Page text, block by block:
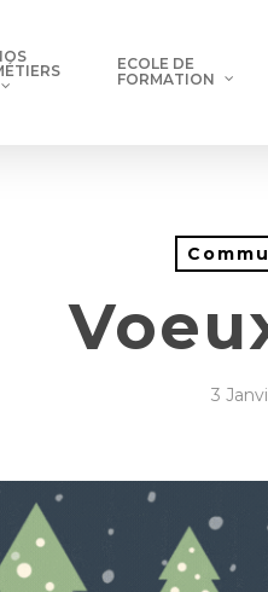
ECOLE DE
FORMATION
3